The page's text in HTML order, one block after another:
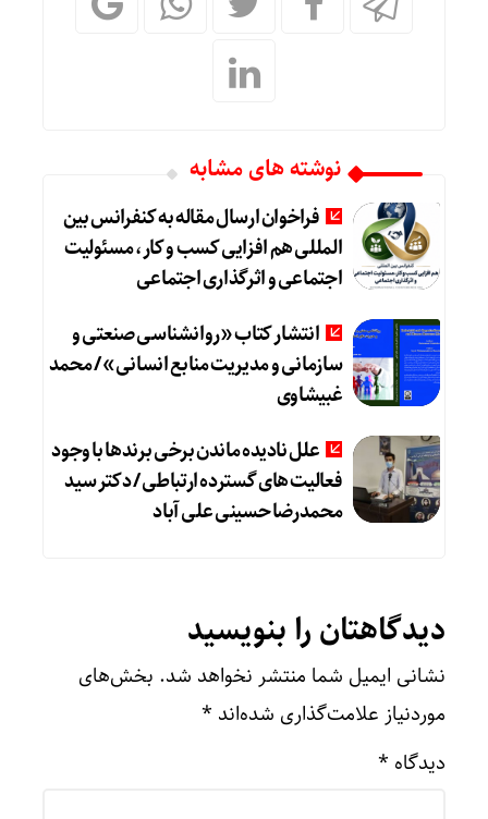
نوشته های مشابه
فراخوان ارسال مقاله به کنفرانس بین
المللی هم افزایی کسب و کار، مسئولیت
اجتماعی و اثرگذاری اجتماعی
انتشار کتاب «روانشناسی صنعتی و
سازمانی و مدیریت منابع انسانی» / محمد
غبیشاوی
علل نادیده ماندن برخی برندها با وجود
فعالیت های گسترده ارتباطی / دکتر سید
محمدرضا حسینی علی آباد
دیدگاهتان را بنویسید
نشانی ایمیل شما منتشر نخواهد شد. بخش‌های
موردنیاز علامت‌گذاری شده‌اند *
دیدگاه *